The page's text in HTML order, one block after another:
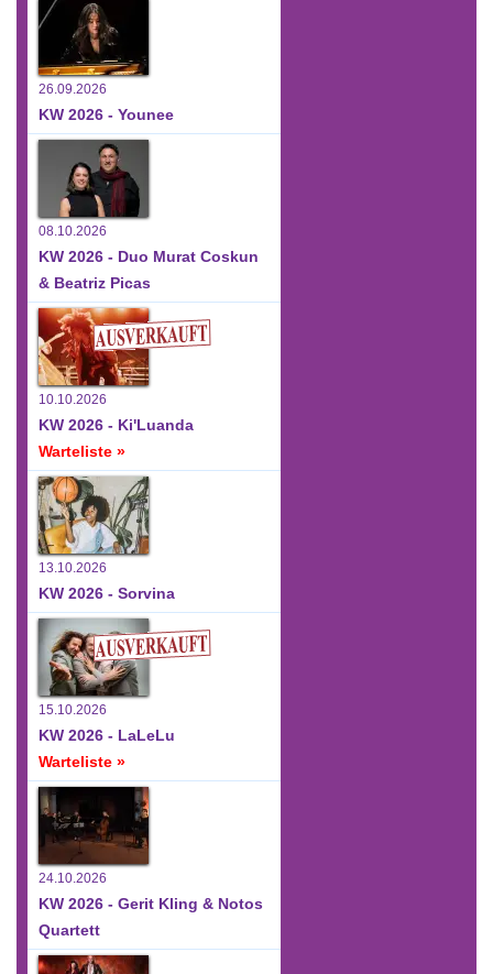
26.09.2026
KW 2026 - Younee
08.10.2026
KW 2026 - Duo Murat Coskun
& Beatriz Picas
10.10.2026
KW 2026 - Ki'Luanda
Warteliste »
13.10.2026
KW 2026 - Sorvina
15.10.2026
KW 2026 - LaLeLu
Warteliste »
24.10.2026
KW 2026 - Gerit Kling & Notos
Quartett